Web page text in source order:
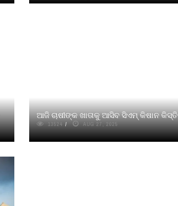
ଆଜି ଚାଷୀଙ୍କ ଖାତାକୁ ଆସିବ ସିଏମ୍‌ କିଷାନ କିସ୍ତି
13524 AUG 27, 2025